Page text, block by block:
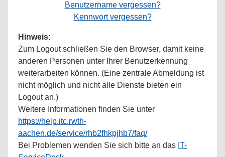
Benutzername vergessen?
Kennwort vergessen?
Hinweis:
Zum Logout schließen Sie den Browser, damit keine
anderen Personen unter Ihrer Benutzerkennung
weiterarbeiten können. (Eine zentrale Abmeldung ist
nicht möglich und nicht alle Dienste bieten ein
Logout an.)
Weitere Informationen finden Sie unter
https://help.itc.rwth-
aachen.de/service/rhb2fhkpjhb7/faq/
Bei Problemen wenden Sie sich bitte an das IT-